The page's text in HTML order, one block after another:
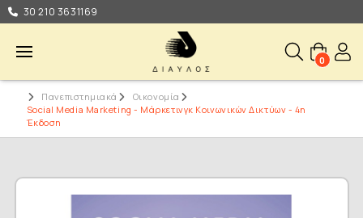
30 210 3631169
0
Πανεπιστημιακά
Οικονομία
Social Media Marketing - Μάρκετινγκ Κοινωνικών Δικτύων - 4η
Έκδοση